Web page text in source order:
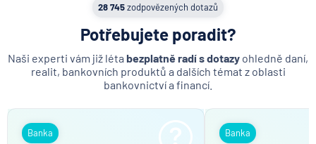
28 745zodpovězených dotazů
Potřebujete poradit?
Naši experti vám již léta bezplatně radí s dotazy ohledně daní,
realit, bankovních produktů a dalších témat z oblasti
bankovnictví a financí.
Banka Banka